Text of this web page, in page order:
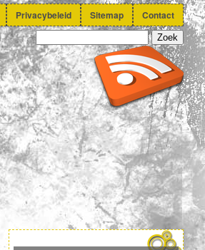
Privacybeleid Sitemap Contact